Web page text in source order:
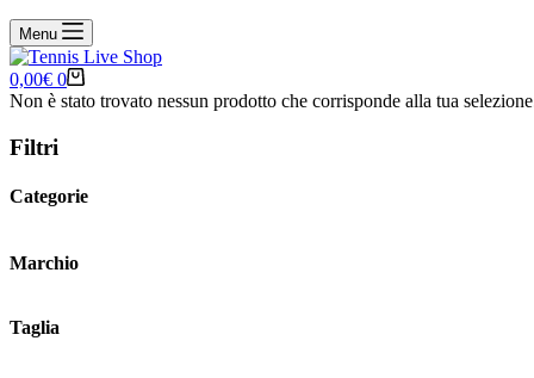
Menu
Carrello
0,00€ 0
Non è stato trovato nessun prodotto che corrisponde alla tua
Filtri
Categorie
Marchio
Taglia